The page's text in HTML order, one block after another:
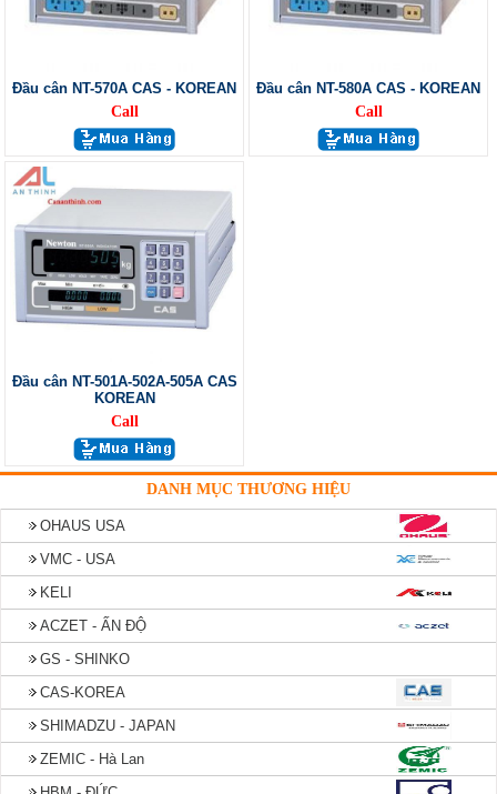
Đầu cân NT-570A CAS - KOREAN
Call
Đầu cân NT-580A CAS - KOREAN
Call
Đầu cân NT-501A-502A-505A CAS
KOREAN
Call
DANH MỤC THƯƠNG HIỆU
OHAUS USA
VMC - USA
KELI
ACZET - ẤN ĐỘ
GS - SHINKO
CAS-KOREA
SHIMADZU - JAPAN
ZEMIC - Hà Lan